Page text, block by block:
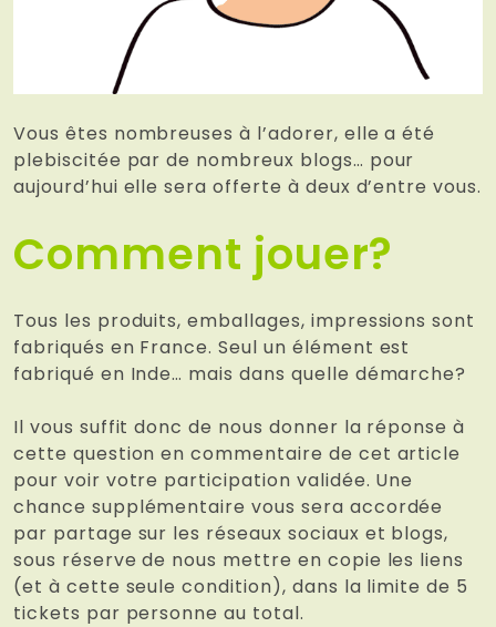
Vous êtes nombreuses à l’adorer, elle a été
plebiscitée par de nombreux blogs… pour
aujourd’hui elle sera offerte à deux d’entre vous.
Comment jouer?
Tous les produits, emballages, impressions sont
fabriqués en France. Seul un élément est
fabriqué en Inde… mais dans quelle démarche?
Il vous suffit donc de nous donner la réponse à
cette question en commentaire de cet article
pour voir votre participation validée. Une
chance supplémentaire vous sera accordée
par partage sur les réseaux sociaux et blogs,
sous réserve de nous mettre en copie les liens
(et à cette seule condition), dans la limite de 5
tickets par personne au total.